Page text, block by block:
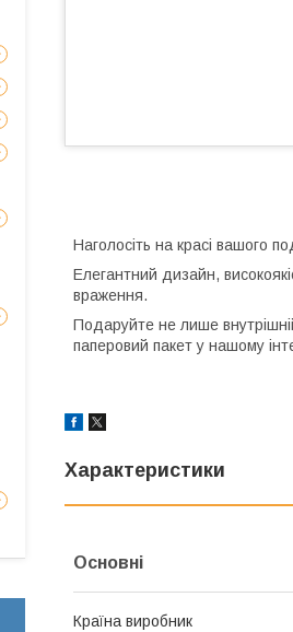
Наголосіть на красі вашого
Елегантний дизайн,
враження.
Подаруйте не лише
паперовий пакет у нашому
Характеристики
Основні
Країна виробник